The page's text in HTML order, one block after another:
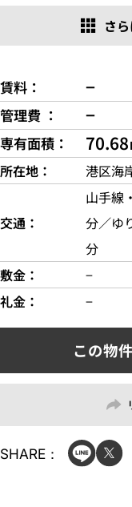
さ
賃料 −
管理費 −
専有面積
所在地 港区海
交通
山手線
分／ゆ
分
敷金
−
礼金
−
SHARE：